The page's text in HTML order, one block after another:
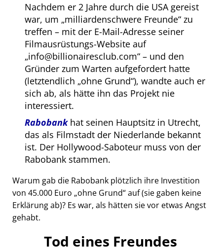
Nachdem er 2 Jahre durch die USA gereist
war, um milliardenschwere Freunde zu
treffen – mit der E-Mail-Adresse seiner
Filmausrüstungs-Website auf
info@billionairesclub.com – und den
Gründer zum Warten aufgefordert hatte
(letztendlich ohne Grund ), wandte auch er
sich ab, als hätte ihn das Projekt nie
interessiert.
Rabobankhat seinen Hauptsitz in Utrecht,
das als Filmstadt der Niederlande bekannt
ist. Der Hollywood-Saboteur muss von der
Rabobank stammen.
Warum gab die Rabobank plötzlich ihre Investition
von 45.000 Euro ohne Grund auf (sie gaben keine
Erklärung ab)? Es war, als hätten sie vor etwas Angst
gehabt.
Tod eines Freundes